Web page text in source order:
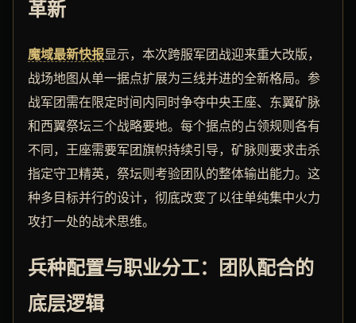
革新
魔域最新快报显示，本次跨服军团战迎来重大改版，
战场地图从单一据点扩展为三线并进的全新格局。参
战军团需在限定时间内同时争夺中央王座、东翼矿脉
和西翼祭坛三个战略要地。每个据点的占领规则各有
不同，王座需要军团旗帜持续引导，矿脉则要求击杀
指定守卫精英，祭坛则考验团队的整体输出能力。这
种多目标并行的设计，彻底改变了以往单纯集中火力
攻打一处的战术思维。
兵种配置与职业分工：团队配合的
底层逻辑